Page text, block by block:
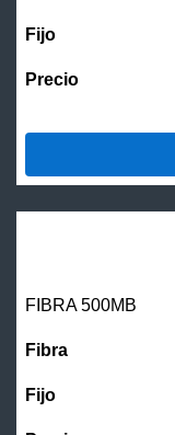
FIBRA500MB